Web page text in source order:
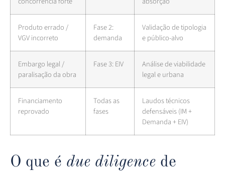
Produto errado /
VGV incorreto
Fase 2:
demanda
Validação de tipologia
e público-alvo
Embargo legal /
paralisação da obra
Fase 3: EIV
Análise de viabilidade
legal e urbana
Financiamento
reprovado
Todas as
fases
Laudos técnicos
defensáveis (IM +
Demanda + EIV)
O que é due diligence de